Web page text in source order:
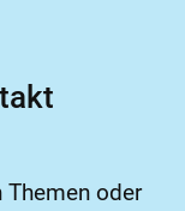
Themen oder